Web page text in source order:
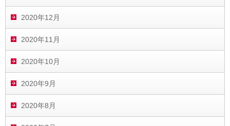
2020年12月
2020年11月
2020年10月
2020年9月
2020年8月